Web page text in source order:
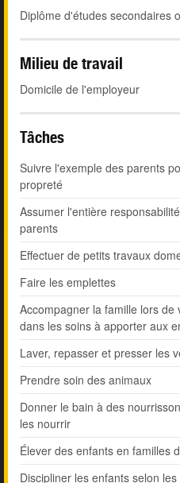
Diplôme d'études secondaires
Milieu de travail
Domicile de l'employeur
Tâches
Suivre l'exemple des parents
propreté
Assumer l'entière
parents
Effectuer de petits travaux
Faire les emplettes
Accompagner la famille lors
dans les soins à apporter aux
Laver, repasser et presser les
Prendre soin des animaux
Donner le bain à des
les nourrir
Élever des enfants en familles
Discipliner les enfants selon